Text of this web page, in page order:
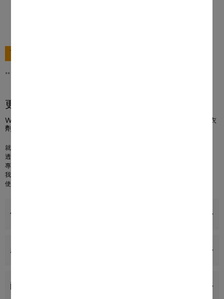
** 香港零售價
更多產品資訊
W1 前置式洗衣機： A -10 %* I 8 公斤 I 1400 rpm I CapDosing 洗衣
劑囊系統 I 蜂巢式滾筒 I AddLoad
就完美衣物護理進行了
透過 A -10 % 節省更多耗電
專屬的 CapDosing 系列適用於各種布料和污漬
我們的
使用
優點
產品詳情
配件